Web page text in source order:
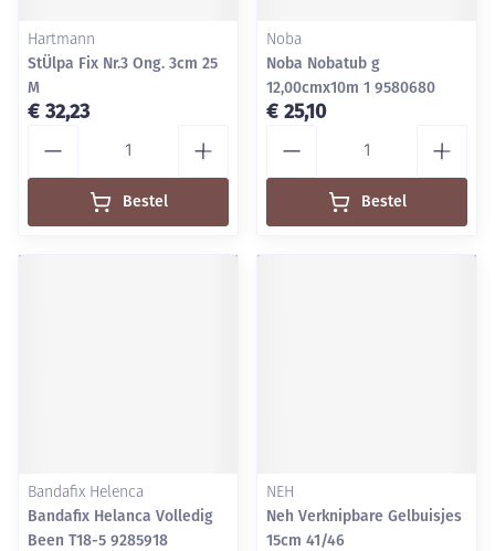
Hartmann
StÜlpa Fix Nr.3 Ong. 3cm 25
M
€ 32,23
Bestel
Noba
Noba Nobatub g
12,00cmx10m 1 9580680
€ 25,10
Bestel
Bandafix Helenca
Bandafix Helanca Volledig
Been T18-5 9285918
NEH
Neh Verknipbare Gelbuisjes
15cm 41/46